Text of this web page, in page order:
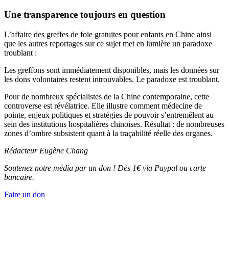
Une transparence toujours en question
L’affaire des greffes de foie gratuites pour enfants en Chine ainsi
que les autres reportages sur ce sujet met en lumière un paradoxe
troublant :
Les greffons sont immédiatement disponibles, mais les données sur
les dons volontaires restent introuvables. Le paradoxe est troublant.
Pour de nombreux spécialistes de la Chine contemporaine, cette
controverse est révélatrice. Elle illustre comment médecine de
pointe, enjeux politiques et stratégies de pouvoir s’entremêlent au
sein des institutions hospitalières chinoises. Résultat : de nombreuses
zones d’ombre subsistent quant à la traçabilité réelle des organes.
Rédacteur Eugène Chang
Soutenez notre média par un don ! Dès 1€ via Paypal ou carte
bancaire.
Faire un don